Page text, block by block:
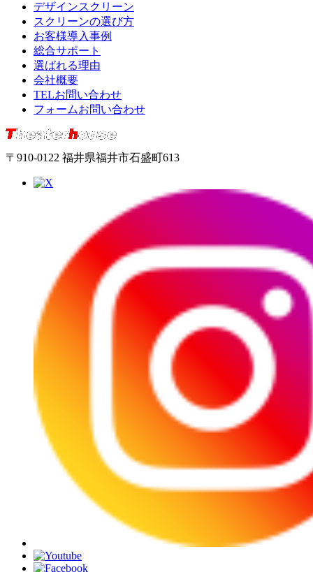
デザインスクリーン
スクリーンの選び方
お客様導入事例
総合サポート
選ばれる理由
会社概要
TELお問い合わせ
フォームお問い合わせ
〒910-0122 福井県福井市石盛町613